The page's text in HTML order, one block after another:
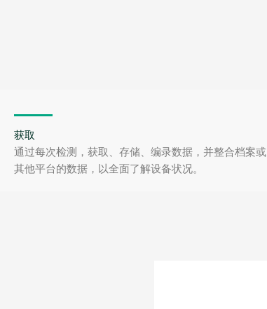
获取
通过每次检测，获取、存储、编录数据，并整合档案或
其他平台的数据，以全面了解设备状况。